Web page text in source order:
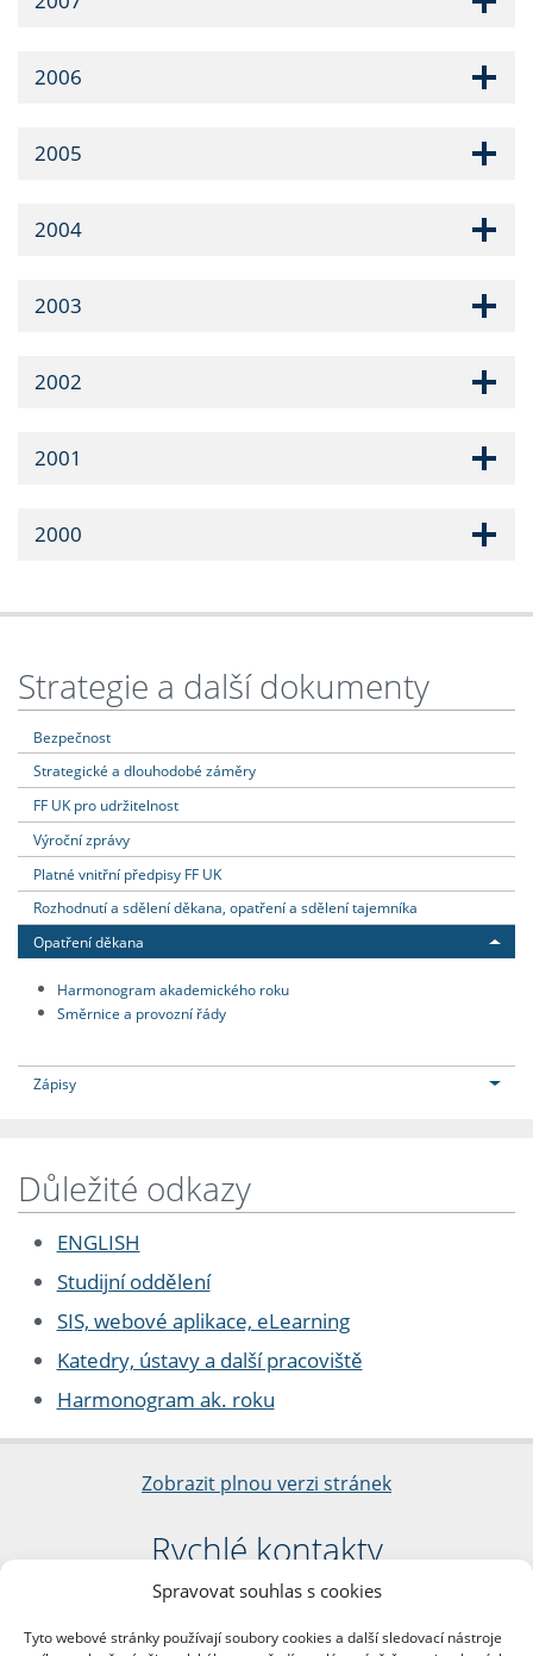
Spravovat souhlas s cookies
Tyto webové stránky používají soubory cookies a další sledovací nástroje
2006
2005
2004
2003
2002
2001
2000
Strategie a další dokumenty
Bezpečnost
Strategické a dlouhodobé záměry
FF UK pro udržitelnost
Výroční zprávy
Platné vnitřní předpisy FF UK
Rozhodnutí a sdělení děkana, opatření a sdělení tajemníka
Opatření děkana
Harmonogram akademického roku
Směrnice a provozní řády
Zápisy
Důležité odkazy
ENGLISH
Studijní oddělení
SIS, webové aplikace, eLearning
Katedry, ústavy a další pracoviště
Harmonogram ak. roku
Zobrazit plnou verzi stránek
Rychlé kontakty
Filozofická fakulta
nám. Jana Palacha 1/2